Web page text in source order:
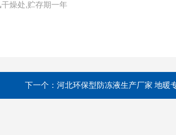
燥处,贮存期一年
下一个： 河北环保型防冻液生产厂家 地暖